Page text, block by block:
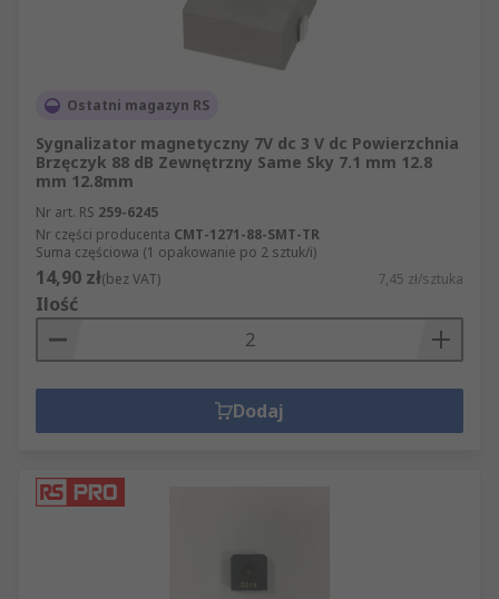
Ostatni magazyn RS
Sygnalizator magnetyczny 7V dc 3 V dc Powierzchnia
Brzęczyk 88 dB Zewnętrzny Same Sky 7.1 mm 12.8
mm 12.8mm
Nr art. RS 259-6245
Nr części producenta CMT-1271-88-SMT-TR
Suma częściowa (1 opakowanie po 2 sztuk/i)
14,90 zł(bez VAT) 7,45 zł/sztuka
Ilość
Dodaj